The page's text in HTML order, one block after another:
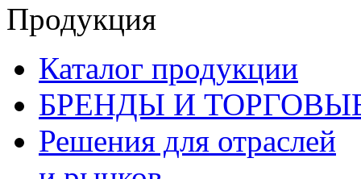
Продукция
Каталог продукции
БРЕНДЫ И
Решения для отраслей